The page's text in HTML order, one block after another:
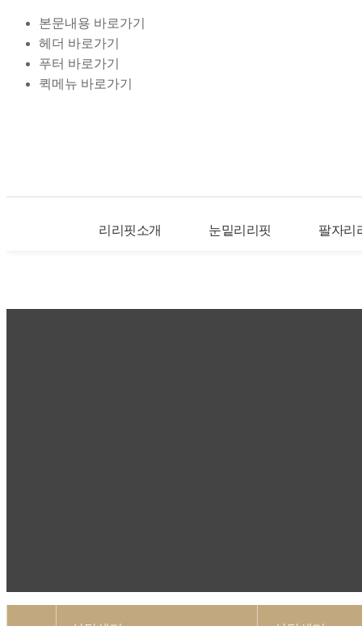
본문내용 바로가기
헤더 바로가기
푸터 바로가기
퀵메뉴 바로가기
리리핏소개 눈밑리리핏 팔자리